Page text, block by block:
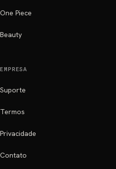
One Piece
Beauty
EMPRESA
Suporte
Termos
Privacidade
Contato